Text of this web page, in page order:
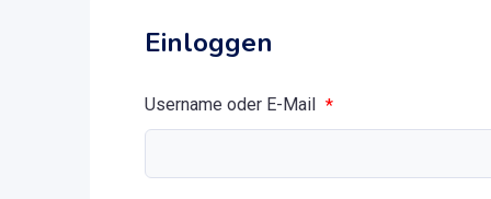
Einloggen
Username oder E-Mail *